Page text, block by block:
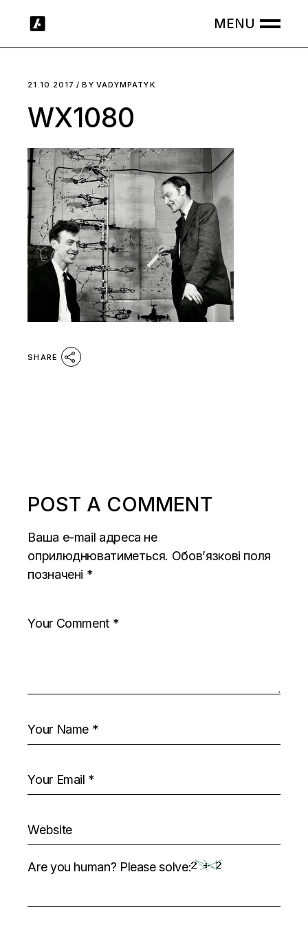
21.10.2017 BY VADYMPATYK
WX1080
SHARE
POST A COMMENT
Ваша e-mail адреса не
оприлюднюватиметься. Обов’язкові поля
позначені *
Are you human? Please solve: